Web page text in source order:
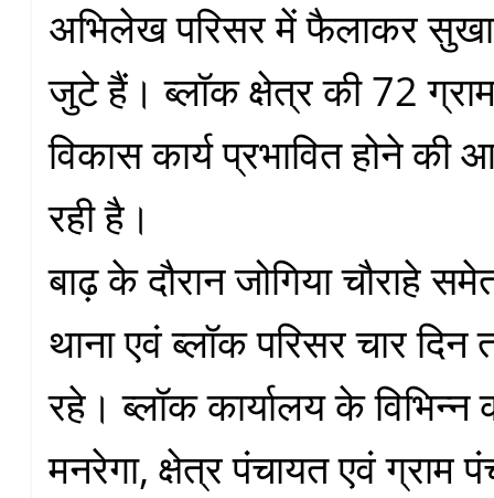
अभिलेख परिसर में फैलाकर
जुटे हैं। ब्लॉक क्षेत्र की 72
विकास कार्य प्रभावित होने
रही है।
बाढ़ के दौरान जोगिया चौराहे
थाना एवं ब्लॉक परिसर चार
रहे। ब्लॉक कार्यालय के विभिन्न
मनरेगा, क्षेत्र पंचायत एवं ग्राम